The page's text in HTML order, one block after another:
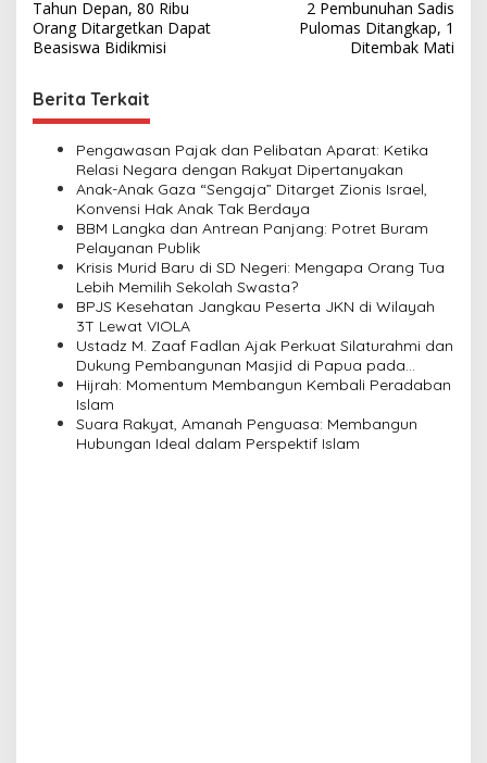
o
s
t
n
Tahun Depan, 80 Ribu
Orang Ditargetkan Dapat
Beasiswa Bidikmisi
2 Pembunuhan Sadis
Pulomas Ditangkap, 1
Ditembak Mati
Berita Terkait
Pengawasan Pajak dan Pelibatan Aparat: Ketika
Relasi Negara dengan Rakyat Dipertanyakan
Anak-Anak Gaza “Sengaja” Ditarget Zionis Israel,
Konvensi Hak Anak Tak Berdaya
BBM Langka dan Antrean Panjang: Potret Buram
Pelayanan Publik
Krisis Murid Baru di SD Negeri: Mengapa Orang Tua
Lebih Memilih Sekolah Swasta?
BPJS Kesehatan Jangkau Peserta JKN di Wilayah
3T Lewat VIOLA
Ustadz M. Zaaf Fadlan Ajak Perkuat Silaturahmi dan
Dukung Pembangunan Masjid di Papua pada
Pengajian Yayasan Alimbas Insan Cita
Hijrah: Momentum Membangun Kembali Peradaban
Islam
Suara Rakyat, Amanah Penguasa: Membangun
Hubungan Ideal dalam Perspektif Islam